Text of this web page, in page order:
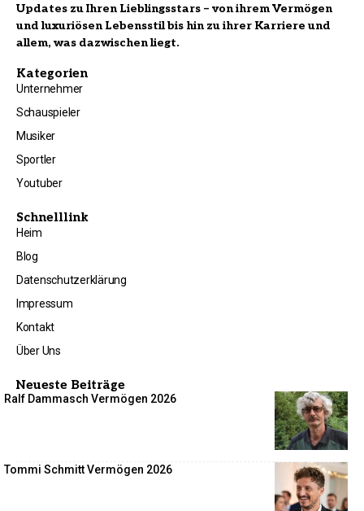
Updates zu Ihren Lieblingsstars – von ihrem Vermögen
und luxuriösen Lebensstil bis hin zu ihrer Karriere und
allem, was dazwischen liegt.
Kategorien
Unternehmer
Schauspieler
Musiker
Sportler
Youtuber
Schnelllink
Heim
Blog
Datenschutzerklärung
Impressum
Kontakt
Über Uns
Neueste Beiträge
Ralf Dammasch Vermögen 2026
Tommi Schmitt Vermögen 2026